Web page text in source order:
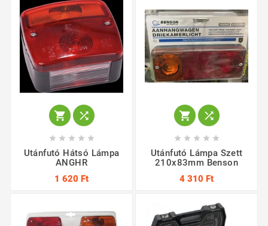
 
    
Utánfutó Hátsó Lámpa
ANGHR
1 620 Ft
 
    
Utánfutó Lámpa Szett
210x83mm Benson
4 310 Ft